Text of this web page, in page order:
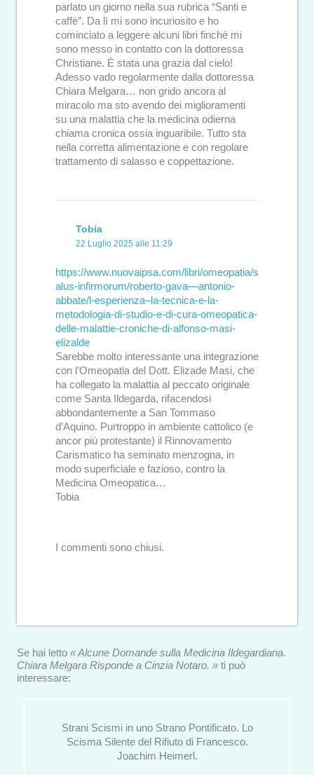
parlato un giorno nella sua rubrica “Santi e
caffè”. Da lì mi sono incuriosito e ho
cominciato a leggere alcuni libri finché mi
sono messo in contatto con la dottoressa
Christiane. È stata una grazia dal cielo!
Adesso vado regolarmente dalla dottoressa
Chiara Melgara… non grido ancora al
miracolo ma sto avendo dei miglioramenti
su una malattia che la medicina odierna
chiama cronica ossia inguaribile. Tutto sta
nella corretta alimentazione e con regolare
trattamento di salasso e coppettazione.
Tobia
22 Luglio 2025 alle 11:29
https://www.nuovaipsa.com/libri/omeopatia/s
alus-infirmorum/roberto-gava—antonio-
abbate/l-esperienza–la-tecnica-e-la-
metodologia-di-studio-e-di-cura-omeopatica-
delle-malattie-croniche-di-alfonso-masi-
elizalde
Sarebbe molto interessante una integrazione
con l’Omeopatia del Dott. Elizade Masi, che
ha collegato la malattia al peccato originale
come Santa Ildegarda, rifacendosi
abbondantemente a San Tommaso
d’Aquino. Purtroppo in ambiente cattolico (e
ancor più protestante) il Rinnovamento
Carismatico ha seminato menzogna, in
modo superficiale e fazioso, contro la
Medicina Omeopatica…
Tobia
I commenti sono chiusi.
Se hai letto « Alcune Domande sulla Medicina Ildegardiana.
Chiara Melgara Risponde a Cinzia Notaro. » ti può
interessare:
Strani Scismi in uno Strano Pontificato. Lo
Scisma Silente del Rifiuto di Francesco.
Joachim Heimerl.